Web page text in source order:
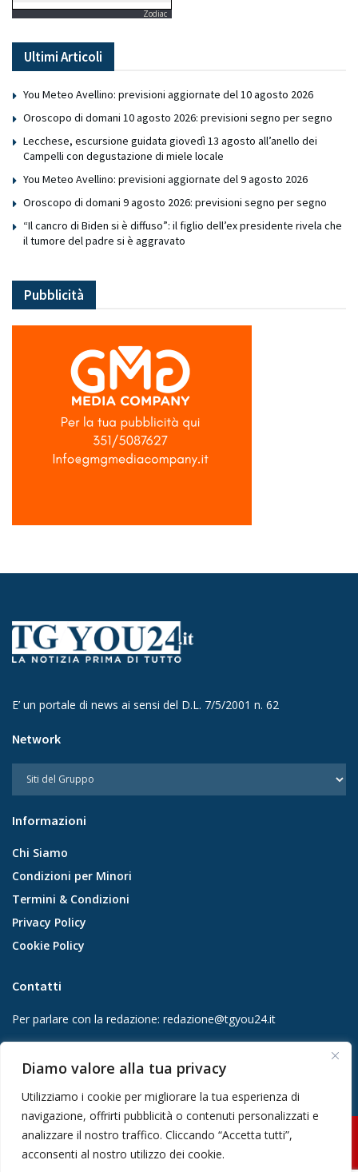
Diamo valore alla tua privacy
Utilizziamo i cookie per migliorare la tua esperienza di
navigazione, offrirti pubblicità o contenuti personalizzati e
analizzare il nostro traffico. Cliccando “Accetta tutti”,
acconsenti al nostro utilizzo dei cookie.
Zodiac
Ultimi Articoli
You Meteo Avellino: previsioni aggiornate del 10 agosto 2026
Oroscopo di domani 10 agosto 2026: previsioni segno per segno
Lecchese, escursione guidata giovedì 13 agosto all’anello dei
Campelli con degustazione di miele locale
You Meteo Avellino: previsioni aggiornate del 9 agosto 2026
Oroscopo di domani 9 agosto 2026: previsioni segno per segno
“Il cancro di Biden si è diffuso”: il figlio dell’ex presidente rivela che
il tumore del padre si è aggravato
Pubblicità
E’ un portale di news ai sensi del D.L. 7/5/2001 n. 62
Network
Informazioni
Chi Siamo
Condizioni per Minori
Termini & Condizioni
Privacy Policy
Cookie Policy
Contatti
Per parlare con la redazione: redazione@tgyou24.it